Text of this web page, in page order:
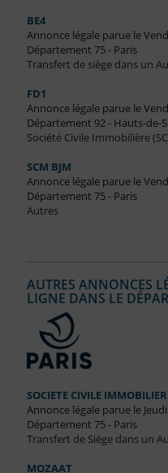
BE4
Annonce légale parue le
Département 75 - Paris
Transfert de siège dans un
FD1
Annonce légale parue le
Département 92 - Hauts-de-
Société Civile Immobilière
SCM BJM
Annonce légale parue le
Département 75 - Paris
Autres
AUTRES ANNONCES
LIGNE DANS LE
SOCIETE CIVILE
Annonce légale parue le
Département 75 - Paris
Transfert de Siège dans un
MOZAAT